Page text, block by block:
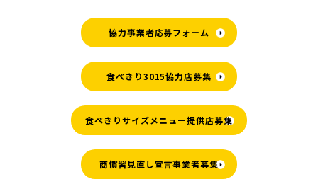
協力事業者応募フォーム
食べきり3015協力店募集
食べきりサイズメニュー提供店募集
商慣習見直し宣言事業者募集